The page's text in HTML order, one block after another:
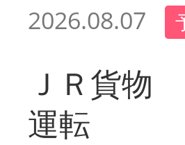
2026.08.07
ＪＲ貨物
運転